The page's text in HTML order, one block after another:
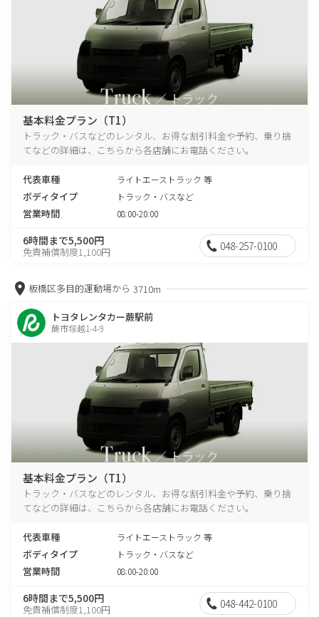
基本料金プラン（T1）
トラック・バスなどのレンタル、お得な割引料金や予約、乗り捨
てなどの詳細は、こちらから各店舗にお電話ください。
代表車種 ライトエーストラック 等
ボディタイプ トラック・バスなど
営業時間 08:00-20:00
6時間まで5,500円
免責補償制度1,100円 048-257-0100
板橋区多目的運動場から 3710m
トヨタレンタカー蕨駅前
蕨市塚越1-4-9
基本料金プラン（T1）
トラック・バスなどのレンタル、お得な割引料金や予約、乗り捨
てなどの詳細は、こちらから各店舗にお電話ください。
代表車種 ライトエーストラック 等
ボディタイプ トラック・バスなど
営業時間 08:00-20:00
6時間まで5,500円
免責補償制度1,100円 048-442-0100